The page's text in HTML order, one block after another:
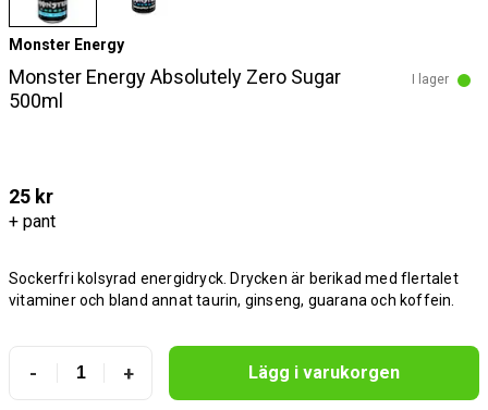
Monster Energy
Monster Energy Absolutely Zero Sugar
500ml
I lager
25 kr
+ pant
Sockerfri kolsyrad energidryck. Drycken är berikad med flertalet
vitaminer och bland annat taurin, ginseng, guarana och koffein.
- + Lägg i varukorgen